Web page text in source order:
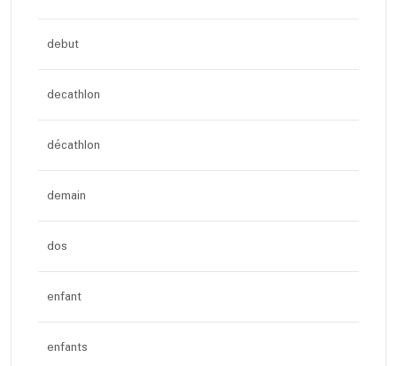
debut
decathlon
décathlon
demain
dos
enfant
enfants